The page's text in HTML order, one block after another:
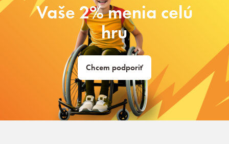
Vaše 2% menia celú
hru
Chcem podporiť